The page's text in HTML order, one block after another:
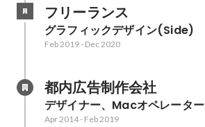
フリーランス
グラフィックデザイン(Side)
Feb 2019- Dec 2020
都内広告制作会社
デザイナー、Macオペレーター
Apr 2014- Feb 2019